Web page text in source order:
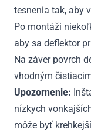
tesnenia tak, aby
Po montáži
aby sa deflektor
Na záver povrch
vhodným
Upozornenie:
nízkych
môže byť